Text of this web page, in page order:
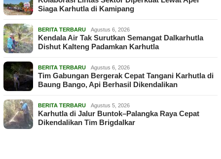
Siaga Karhutla di Kamipang
BERITA TERBARU Agustus 6, 2026
Kendala Air Tak Surutkan Semangat Dalkarhutla
Dishut Kalteng Padamkan Karhutla
BERITA TERBARU Agustus 6, 2026
Tim Gabungan Bergerak Cepat Tangani Karhutla di
Baung Bango, Api Berhasil Dikendalikan
BERITA TERBARU Agustus 5, 2026
Karhutla di Jalur Buntok–Palangka Raya Cepat
Dikendalikan Tim Brigdalkar